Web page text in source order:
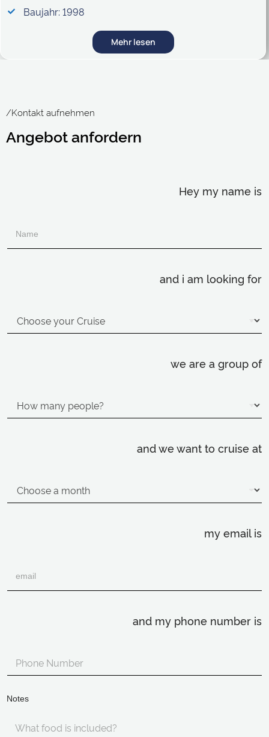
Baujahr: 1998
Mehr lesen
/Kontakt aufnehmen
Angebot anfordern
Hey my name is
and i am looking for
we are a group of
and we want to cruise at
my email is
and my phone number is
Notes